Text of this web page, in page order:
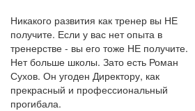
Никакого развития как тренер вы НЕ
получите. Если у вас нет опыта в
тренерстве - вы его тоже НЕ получите.
Нет больше школы. Зато есть Роман
Сухов. Он угоден Директору, как
прекрасный и профессиональный
прогибала.